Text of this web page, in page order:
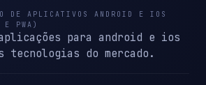
DE APLICATIVOS ANDROID E IOS
PWA)
aplicações para android e ios
tecnologias do mercado.